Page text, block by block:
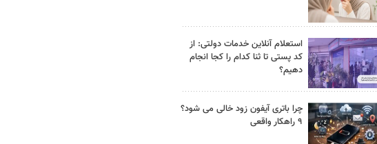
استعلام آنلاین خدمات دولتی: از
کد پستی تا ثنا کدام را کجا انجام
دهیم؟
چرا باتری آیفون زود خالی می شود؟
۹ راهکار واقعی